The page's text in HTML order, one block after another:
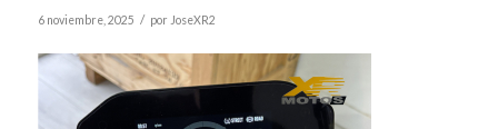
6 noviembre, 2025 / por JoseXR2